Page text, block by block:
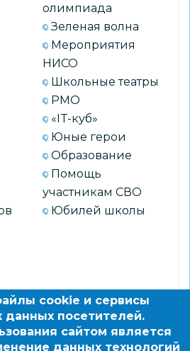
олимпиада
Зеленая волна
Мероприятия
НИСО
Школьные театры
РМО
«IT-куб»
Юные герои
Образование
Помощь
участникам СВО
Юбилей школы
cookie и сервисы
данных посетителей.
сайтом является
данных технологий